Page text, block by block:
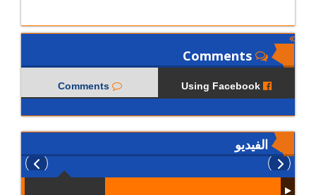
Comments
الفيديو